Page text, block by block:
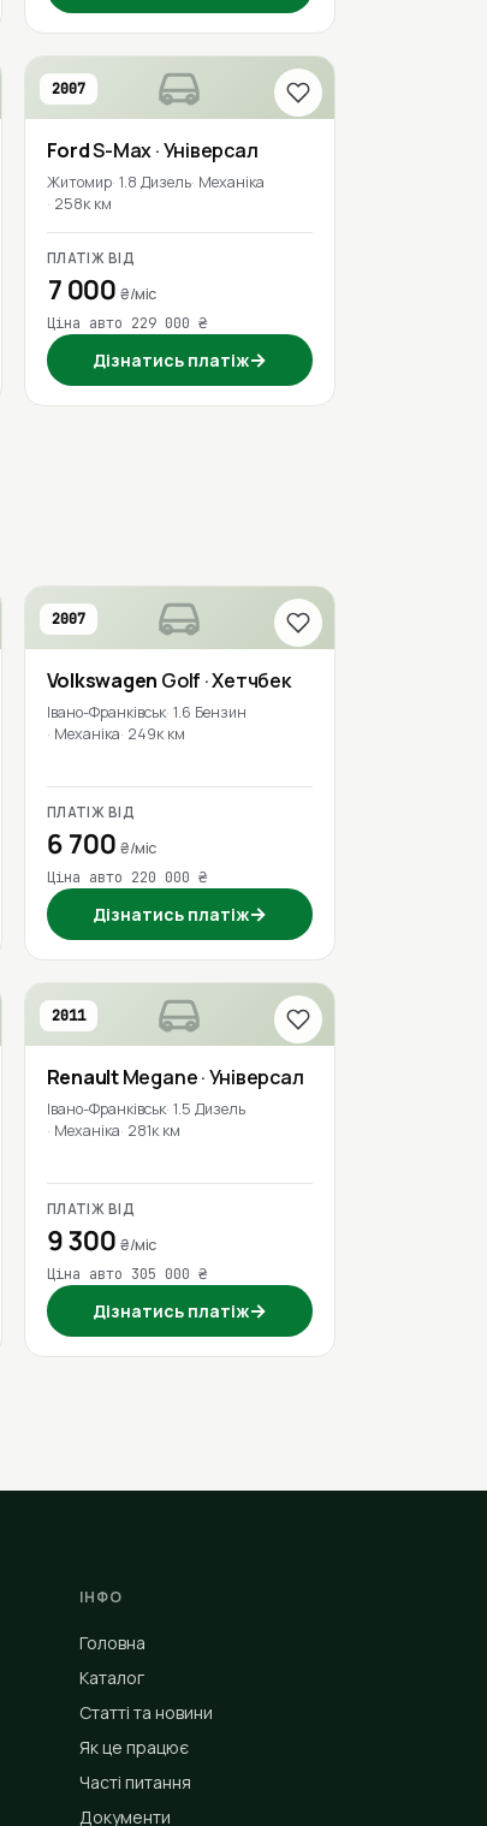
2007
FordS-Max· Універсал
Житомир 1.8 Дизель Механіка
258к км
ПЛАТІЖ ВІД
7 000 ₴/міс
Ціна авто 229 000 ₴
Дізнатись платіж→
2007
Volkswagen Golf · Хетчбек
Івано-Франківськ 1.6 Бензин
Механіка 249к км
ПЛАТІЖ ВІД
6 700 ₴/міс
Ціна авто 220 000 ₴
Дізнатись платіж→
2011
RenaultMegane· Універсал
Івано-Франківськ 1.5 Дизель
Механіка 281к км
ПЛАТІЖ ВІД
9 300 ₴/міс
Ціна авто 305 000 ₴
Дізнатись платіж→
ІНФО
Головна
Каталог
Статті та новини
Як це працює
Часті питання
Документи